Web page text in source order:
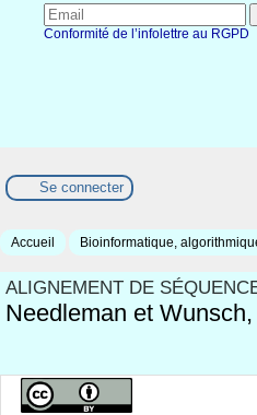
Conformité de l’infolettre au RGPD
Se connecter
Accueil Bioinformatique,
ALIGNEMENT DE
Needleman et Wunsch,